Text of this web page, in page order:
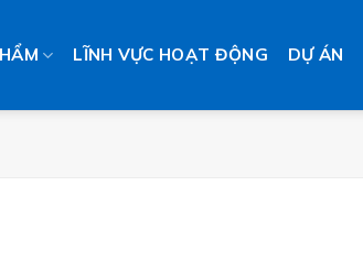
LĨNH VỰC HOẠT ĐỘNG DỰ ÁN